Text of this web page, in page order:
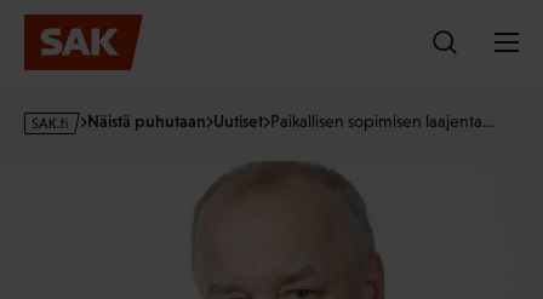
Hyppää
sisältöön
s
Näistä puhutaan Uutiset Paikallisen sopimisen laajenta…